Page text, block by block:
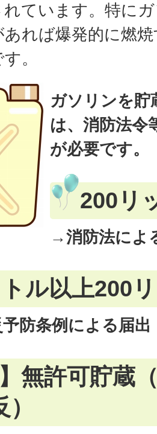
ています。特に
れば爆発的に燃
。
ガソリンを貯
は、消防法令
が必要です。
200リ
→消防法によ
ル以上200
防条例による届出
】無許可貯蔵